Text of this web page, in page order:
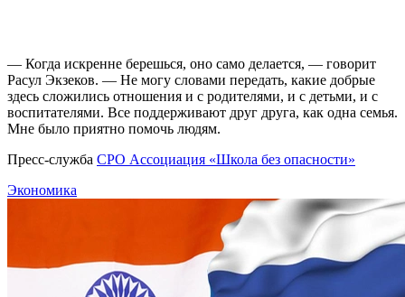
— Когда искренне берешься, оно само делается, — говорит
Расул Экзеков. — Не могу словами передать, какие добрые
здесь сложились отношения и с родителями, и с детьми, и с
воспитателями. Все поддерживают друг друга, как одна семья.
Мне было приятно помочь людям.
Пресс-служба СРО Ассоциация «Школа без опасности»
Экономика